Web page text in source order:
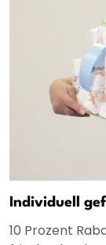
Individuell
10 Prozent